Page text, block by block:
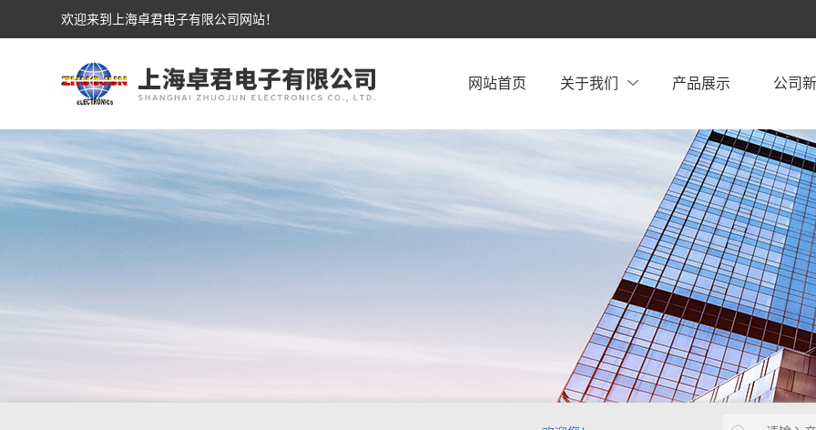
欢迎来到上海卓君电子有限公司网站！
网站首页 关于我们 产品展示 公司